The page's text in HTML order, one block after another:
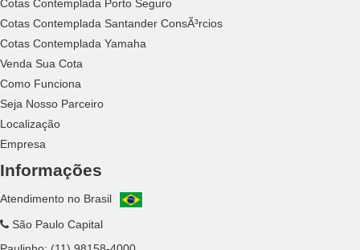
Cotas Contemplada Porto Seguro
Cotas Contemplada Santander ConsÃ³rcios
Cotas Contemplada Yamaha
Venda Sua Cota
Como Funciona
Seja Nosso Parceiro
Localização
Empresa
Informações
Atendimento no Brasil
São Paulo Capital